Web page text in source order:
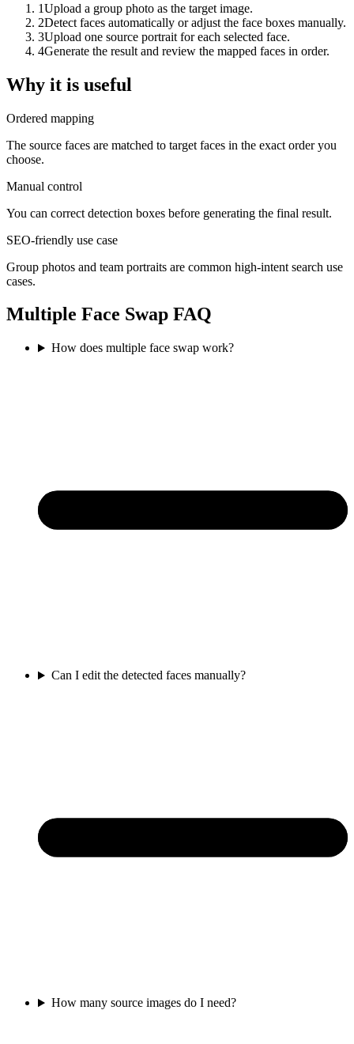
1Upload a group photo as the target image.
2Detect faces automatically or adjust the face boxes manually.
3Upload one source portrait for each selected face.
4Generate the result and review the mapped faces in order.
Why it is useful
Ordered mapping
The source faces are matched to target faces in the exact order you
choose.
Manual control
You can correct detection boxes before generating the final result.
SEO-friendly use case
Group photos and team portraits are common high-intent search use
cases.
Multiple Face Swap FAQ
How does multiple face swap work?
Can I edit the detected faces manually?
How many source images do I need?